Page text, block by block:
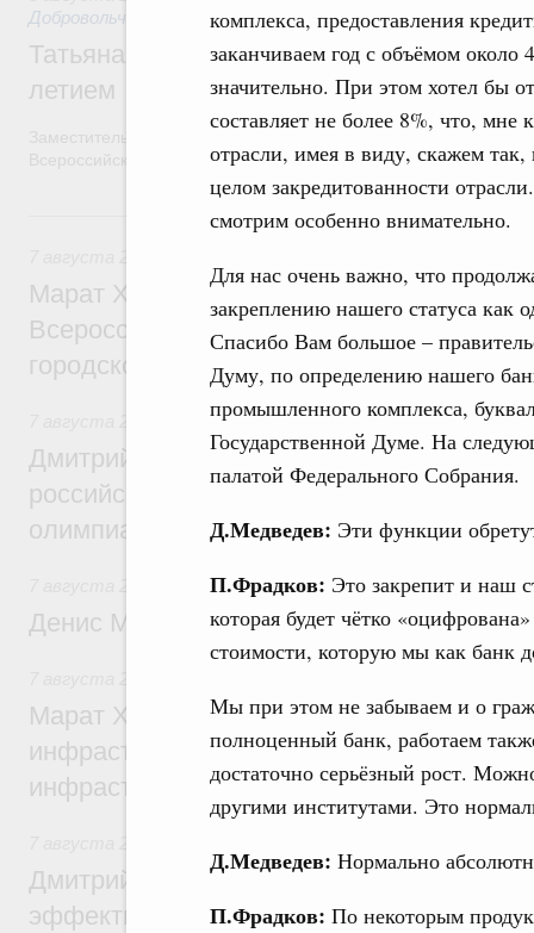
комплекса, предоставления
заканчиваем год с объёмом
значительно. При этом хотел бы
составляет не более 8%, что,
отрасли, имея в виду, скажем
целом закредитованности
смотрим особенно внимательно.
Для нас очень важно, что
закреплению нашего статуса как
Спасибо Вам большое –
Думу, по определению нашего
промышленного комплекса,
Государственной Думе. На
палатой Федерального Собрания.
Д.Медведев: Эти функции
П.Фрадков: Это закрепит и наш
которая будет чётко
стоимости, которую мы как банк
Мы при этом не забываем и о
полноценный банк, работаем
достаточно серьёзный рост.
другими институтами. Это
Д.Медведев: Нормально
П.Фрадков: По некоторым
Добровольчество и волонтёрство. Благотворительность
Татьяна Голикова поздравила
летием
Заместитель Председателя Правительства Татьяна Голикова
Всероссийского общественного движения «Волонтёры-
7 августа, пятница
Марат Хуснуллин провёл заседание
Всероссийского конкурса лучших
городской среды
Отрасль информационных технологий
Дмитрий Чернышенко и Сергей Кравцов
российскую сборную с победой на
олимпиаде по искусственному
Общие вопросы промышленной политики
Денис Мантуров посетил Ярославскую
Марат Хуснуллин: 15 объектов
инфраструктуры построили и обновили
инфраструктурным кредитам
Дмитрий Патрушев: Синхронизация
эффективность поддержки сельских